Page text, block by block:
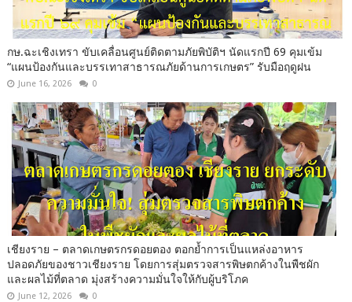
กษ.ฉะเชิงเทรา ขับเคลื่อนศูนย์ติดตามภัยพิบัติฯ นัดแรกปี 69 คุมเข้ม
“แผนป้องกันและบรรเทาสาธารณภัยด้านการเกษตร” รับมือฤดูฝน
June 16, 2026 0
เชียงราย – ตลาดเกษตรกรดอยตอง ตอกย้ำการเป็นแหล่งอาหาร
ปลอดภัยของชาวเชียงราย โดยการสุ่มตรวจสารพิษตกค้างในพืชผัก
และผลไม้ที่ตลาด มุ่งสร้างความมั่นใจให้กับผู้บริโภค
June 12, 2026 0